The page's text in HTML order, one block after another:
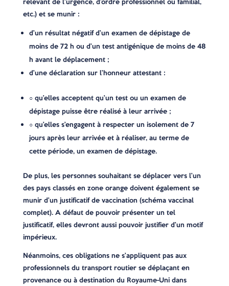
etc.) et se munir :
d’un résultat négatif d’un examen de dépistage de
moins de 72 h ou d’un test antigénique de moins de 48
h avant le déplacement ;
d’une déclaration sur l’honneur attestant :
○ qu’elles acceptent qu’un test ou un examen de
dépistage puisse être réalisé à leur arrivée ;
○ qu’elles s’engagent à respecter un isolement de 7
jours après leur arrivée et à réaliser, au terme de
cette période, un examen de dépistage.
De plus, les personnes souhaitant se déplacer vers l’un
des pays classés en zone orange doivent également se
munir d’un justificatif de vaccination (schéma vaccinal
complet). A défaut de pouvoir présenter un tel
justificatif, elles devront aussi pouvoir justifier d’un motif
impérieux.
Néanmoins, ces obligations ne s’appliquent pas aux
professionnels du transport routier se déplaçant en
provenance ou à destination du Royaume-Uni dans